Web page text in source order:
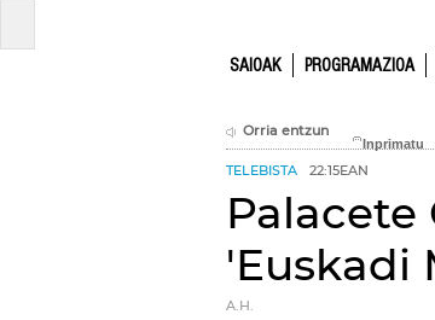
SAIOAK PROGRAMAZIOA
Orria entzun
TELEBISTA 22:15EAN
Palacete
'Euskadi
A.H.